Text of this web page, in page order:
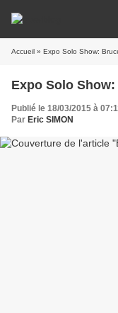
Accueil » Expo Solo Show:
Expo Solo
Publié le 18/03/2015 à
Par Eric SIMON